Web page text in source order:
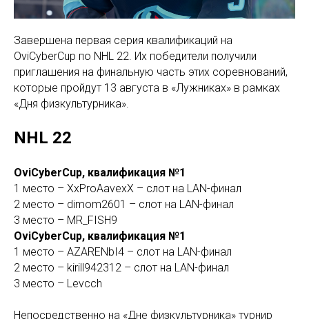
Завершена первая серия квалификаций на
OviCyberCup по NHL 22. Их победители получили
приглашения на финальную часть этих соревнований,
которые пройдут 13 августа в «Лужниках» в рамках
«Дня физкультурника».
NHL 22
OviCyberCup, квалификация №1
1 место – XxProAavexX – слот на LAN-финал
2 место – dimom2601 – слот на LAN-финал
3 место – MR_FISH9
OviCyberCup, квалификация №1
1 место – AZARENbI4 – слот на LAN-финал
2 место – kirill942312 – слот на LAN-финал
3 место – Levcch
Непосредственно на «Дне физкультурника» турнир